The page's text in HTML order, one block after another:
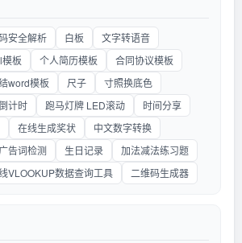
安全解析 白板
文字转语音
板 个人简历模板
合同协议模板
word模板 尺子
寸照换底色
计时 跑马灯牌 LED滚动
时间分享
在线生成奖状
中文数字转换
广告词检测 生日记录
加法减法练习题
VLOOKUP数据查询工具 二维码生成器